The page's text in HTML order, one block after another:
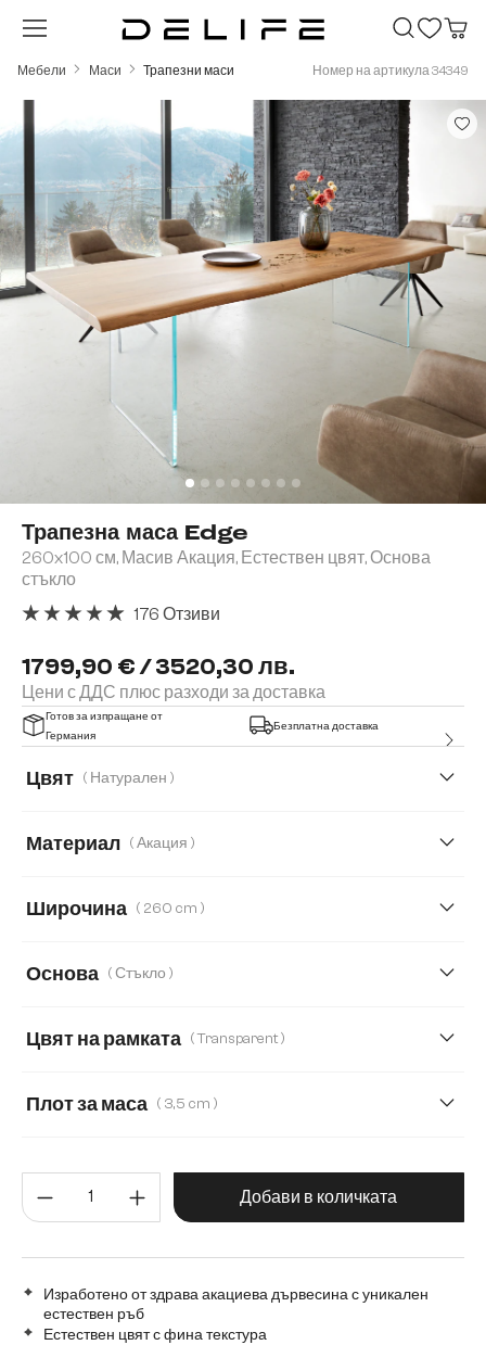
Преминете към основното съдържание
Мебели Маси Трапезни маси Номер на артикула 34349
Трапезна маса Edge
260x100 см, Масив Акация, Естествен цвят, Основа
стъкло
1799,90 € / 3520,30 лв.
Цени с ДДС плюс разходи за доставка
176 Отзиви
Готов за изпращане от
Германия
Безплатна доставка
Цвят ( Натурален )
Материал ( Акация )
Широчина ( 260 cm )
280 cm
Основа ( Стъкло )
Цвят на рамката ( Transparent )
Transparent
Плот за маса ( 3,5 cm )
Количество на продукта:
Добави в количката
Изработено от здрава акациева дървесина с уникален
естествен ръб
Естествен цвят с фина текстура
Пропуснете галерия с изображения